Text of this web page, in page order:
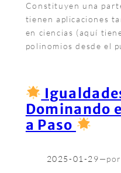
Constituyen una
tienen aplicaciones
en ciencias (aquí
polinomios desde el
Dominando
a Paso
2025-01-29—por